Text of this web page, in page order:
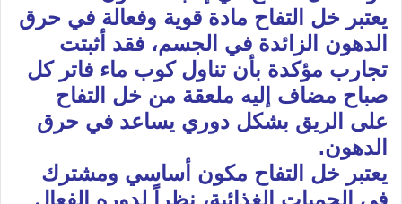
يعتبر خل التفاح مادة قوية وفعالة في حرق
الدهون الزائدة في الجسم، فقد أثبتت
تجارب مؤكدة بأن تناول كوب ماء فاتر كل
صباح مضاف إليه ملعقة من خل التفاح
على الريق بشكل دوري يساعد في حرق
الدهون.
يعتبر خل التفاح مكون أساسي ومشترك
في الحميات الغذائية، نظراً لدوره الفعال